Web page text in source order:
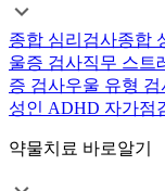
종합 심리검사종합
울증 검사직무 스트
증 검사우울 유형 검
성인 ADHD 자가점
약물치료 바로알기